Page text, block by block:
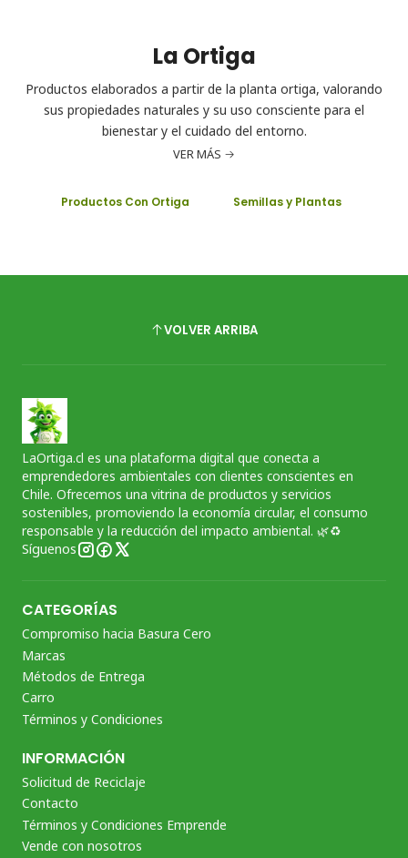
La Ortiga
Productos elaborados a partir de la planta ortiga, valorando
sus propiedades naturales y su uso consciente para el
bienestar y el cuidado del entorno.
VER MÁS
Productos Con Ortiga Semillas y Plantas
VOLVER ARRIBA
LaOrtiga.cl es una plataforma digital que conecta a
emprendedores ambientales con clientes conscientes en
Chile. Ofrecemos una vitrina de productos y servicios
sostenibles, promoviendo la economía circular, el consumo
responsable y la reducción del impacto ambiental. 🌿♻️
Síguenos
CATEGORÍAS
Compromiso hacia Basura Cero
Marcas
Métodos de Entrega
Carro
Términos y Condiciones
INFORMACIÓN
Solicitud de Reciclaje
Contacto
Términos y Condiciones Emprende
Vende con nosotros